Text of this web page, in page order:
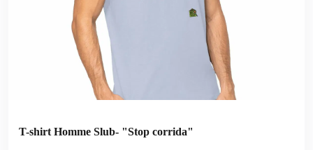
T-shirt Homme Slub- "Stop corrida"